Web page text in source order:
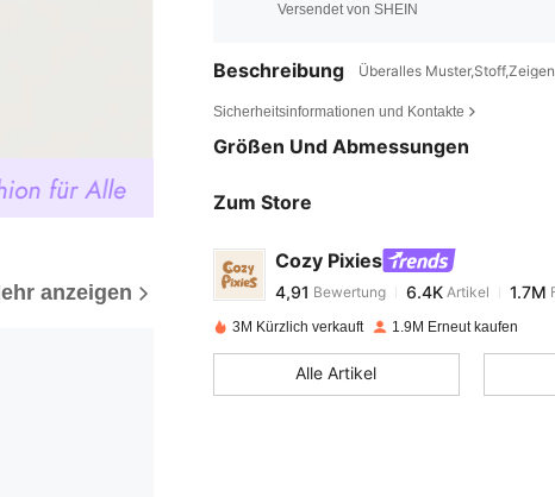
anzeigen
Versendet von SHEIN
Beschreibung Überalles
Sicherheitsinformationen und Kontakte
Größen Und Abmessungen
Zum Store
Cozy Pixies
4,91
4,91
6.4K
j***zbezahltVor 1 Tag
4,91 6.4K 1.7M
3M Kürzlich verkauft 1.9M Erneut kaufen
Alle Artikel